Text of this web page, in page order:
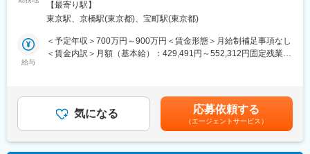
せします。
■業務概要：
・コンプライアンス体制の強化に関する企画・提案
・各種法令等に準拠した内部管理態勢の構築・運用
・社内規程等の整備・管理
・不公正取引の防止に関する業務
最寄駅：JR線／東京駅受動喫煙対策：敷地内喫煙可能場所あり変
更の範囲：本文参照
【最寄り駅】
東京駅、京橋駅(東京都)、宝町駅(東京都)
給与
＜予定年収＞700万円～900万円＜賃金形態＞月給制補足事項なし
＜賃金内訳＞月額（基本給）：429,491円～552,312円固定残業手
給与補足＞※45時間を超える時間外労働分についての割増賃金は
追加で支給します。賃金はあくまでも目安の金額であり、選考を
通じて上下する可能性があります。月給(月額)は固定手当を含めた
表記です。
気になる 応募依頼する
（エージェントサービス）